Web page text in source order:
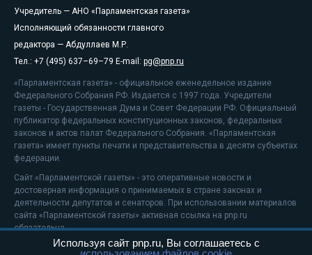
Учредитель — АНО «Парламентская газета»
Исполняющий обязанности главного
редактора — Абдуллаев М.Р.
Тел.: +7 (495) 637–69–79 E-mail: pg@pnp.ru
«Парламентская газета» - официальное еженедельное издание
Федерального Собрания РФ. Издается с 1997 года. Учредители
газеты - Государственная Дума и Совет Федерации РФ. Официальный
публикатор федеральных конституционных законов, федеральных
законов и актов палат Федерального Собрания. «Парламентская
газета» имеет пункты печати и представительства в десяти субъектах
федерации.
Сайт «Парламентской газеты» - это оперативные новости и
достоверная информация о принимаемых в стране законах и
деятельности депутатов и сенаторов. При использовании материалов
сайта «Парламентской газеты» активная ссылка на pnp.ru
обязательна.
На информационном ресурсе применяютсярекомендательные
Используя сайт pnp.ru, Вы соглашаетесь с